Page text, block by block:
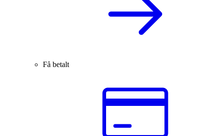
Få betalt